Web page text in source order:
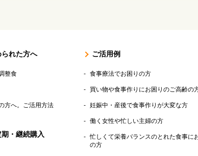
れた方へ
整食
方へ。ご活用方法
・継続購入
ご活用例
食事療法でお困りの方
買い物や食事作りにお困りのご高齢の
妊娠中・産後で食事作りが大変な方
働く女性や忙しい主婦の方
忙しくて栄養バランスのとれた食事に
の方